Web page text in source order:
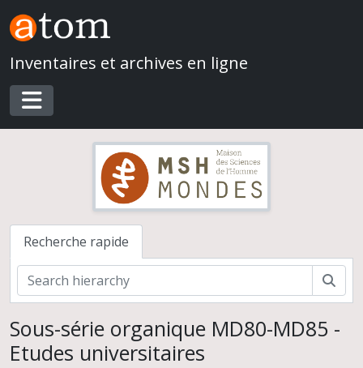
Skip to main content
Inventaires et archives en ligne
Toggle navigation
Recherche rapide
Sous-série organique MD80-MD85 -
Etudes universitaires